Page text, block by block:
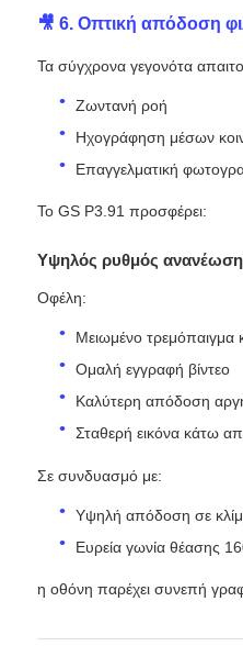
🎥 6. Οπτική απόδοση
Τα σύγχρονα γεγονότα
Ζωντανή ροή
Ηχογράφηση μέσων
Επαγγελματική
Το GS P3.91 προσφέρει:
Υψηλός ρυθμός
Οφέλη:
Μειωμένο τρεμόπαιγμα
Ομαλή εγγραφή βίντεο
Καλύτερη απόδοση
Σταθερή εικόνα κάτω
Σε συνδυασμό με:
Υψηλή απόδοση σε
Ευρεία γωνία θέασης
η οθόνη παρέχει συνεπή